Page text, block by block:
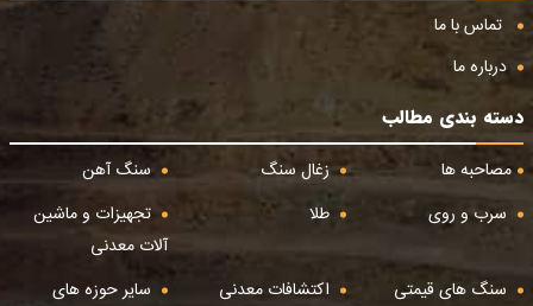
تماس با ما
درباره ما
دسته بندی مطالب
مصاحبه ها
زغال سنگ
سنگ آهن
سرب و روی
طلا
تجهیزات و ماشین
آلات معدنی
سنگ های قیمتی
اکتشافات معدنی
سایر حوزه های